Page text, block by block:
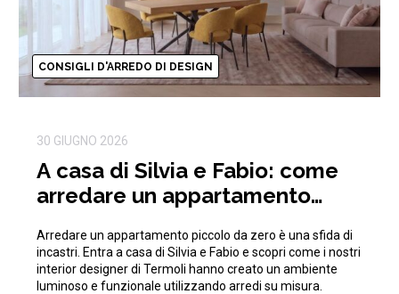
CONSIGLI D'ARREDO DI DESIGN
30 GIUGNO 2026
A casa di Silvia e Fabio: come
arredare un appartamento
gli spazi
Arredare un appartamento piccolo da zero è una sfida di
incastri. Entra a casa di Silvia e Fabio e scopri come i nostri
interior designer di Termoli hanno creato un ambiente
luminoso e funzionale utilizzando arredi su misura.